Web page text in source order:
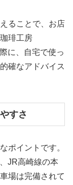
ることで、お店
琲工房
に、自宅で使っ
確なアドバイス
すさ
ポイントです。
JR高崎線の本
場は完備されて